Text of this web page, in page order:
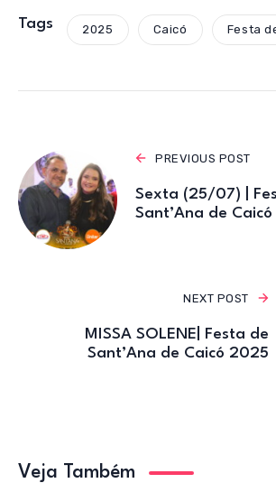
s
p
e
o
k
te
Tags 2025 Caicó Festa
PREVIOUS POST
Sexta (25/07) |
Sant’Ana de
NEXT POST
MISSA SOLENE| Festa de
Sant’Ana de Caicó 2025
Veja Também